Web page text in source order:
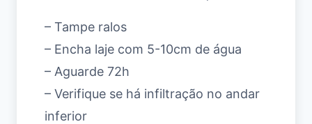
– Tampe ralos
– Encha laje com 5-10cm de água
– Aguarde 72h
– Verifique se há infiltração no andar
inferior